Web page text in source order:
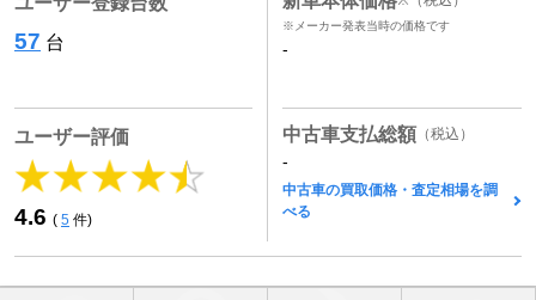
57 台
ユーザー評価
4.6 ( 5 件)
※メーカー発表当時の価格です
-
中古車支払総額 （税込）
-
中古車の買取価格・査定相場を調
べる